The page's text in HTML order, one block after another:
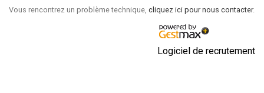
Vous rencontrez un problème technique, cliquez ici pour nous contacter.
Logiciel de recrutement